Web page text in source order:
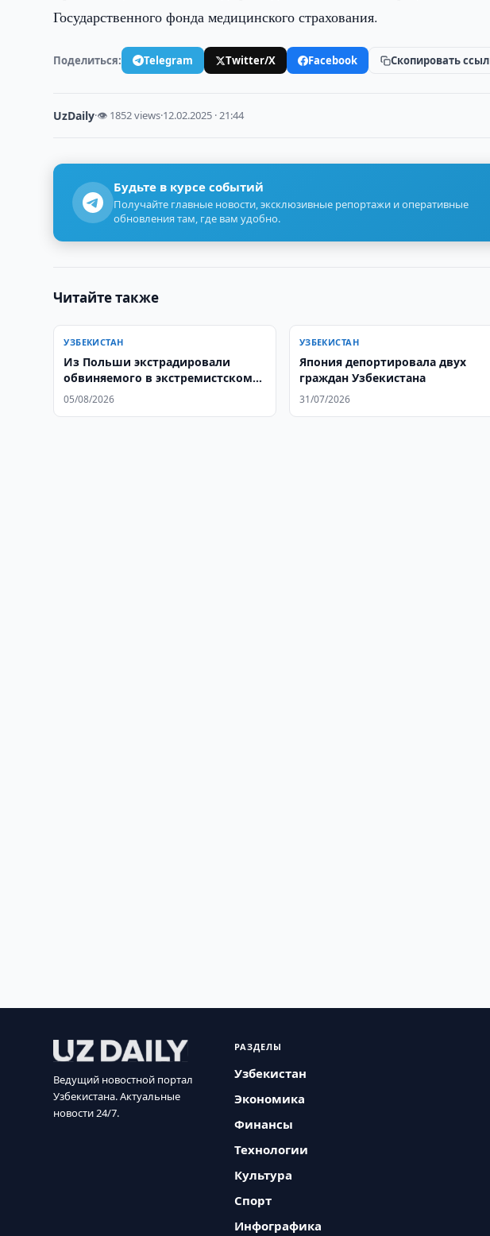
Государственного фонда медицинского страхования.
Поделиться: Telegram Twitter/X Facebook Скопировать
UzDaily·👁 1852 views·12.02.2025 · 21:44
Будьте в курсе событий
Получайте главные новости, эксклюзивные репортажи и оперативные
обновления там, где вам удобно.
Читайте также
УЗБЕКИСТАН
Из Польши экстрадировали
обвиняемого в экстремистском
преступлении
05/08/2026
УЗБЕКИСТАН
Япония депортировала двух
граждан Узбекистана
31/07/2026
Ведущий новостной портал
Узбекистана. Актуальные
новости 24/7.
РАЗДЕЛЫ
Узбекистан
Экономика
Финансы
Технологии
Культура
Спорт
Инфографика